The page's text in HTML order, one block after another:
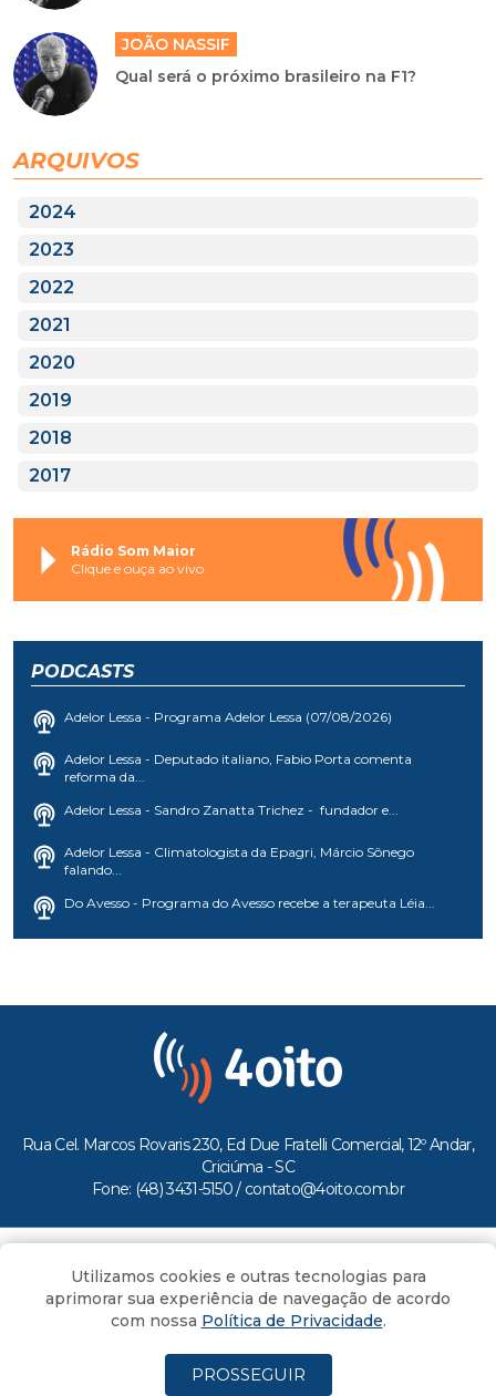
JOÃO NASSIF
Qual será o próximo brasileiro na F1?
ARQUIVOS
2024
2023
2022
2021
2020
2019
2018
2017
Rádio Som Maior
Clique e ouça ao vivo
PODCASTS
Adelor Lessa - Programa Adelor Lessa (07/08/2026)
Adelor Lessa - Deputado italiano, Fabio Porta comenta
reforma da...
Adelor Lessa - Sandro Zanatta Trichez - fundador e...
Adelor Lessa - Climatologista da Epagri, Márcio Sônego
falando...
Do Avesso - Programa do Avesso recebe a terapeuta Léia...
Rua Cel. Marcos Rovaris 230, Ed Due Fratelli Comercial, 12º Andar,
Criciúma - SC
Fone: (48) 3431-5150 / contato@4oito.com.br
Todos os direitos reservados ao Portal 4oito
Utilizamos cookies e outras tecnologias para
aprimorar sua experiência de navegação de acordo
com nossa Política de Privacidade.
PROSSEGUIR